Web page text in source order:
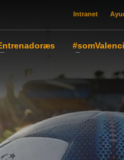
Intranet